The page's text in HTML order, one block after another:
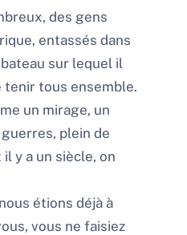
des gens
entassés dans
sur lequel il
tenir tous ensemble.
un mirage, un
plein de
y a un siècle, on
étions déjà à
vous ne faisiez